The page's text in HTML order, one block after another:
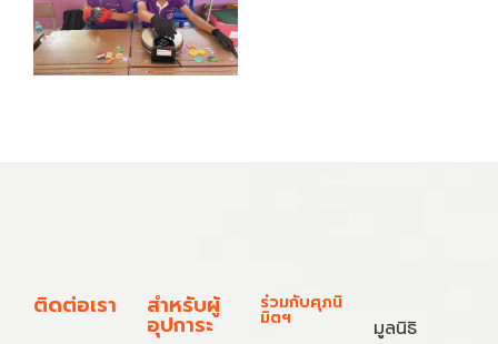
ติดต่อเรา สำหรับผู้
อุปการะ
ร่วมกับศุภนิ
มิตฯ
มูลนิธิ